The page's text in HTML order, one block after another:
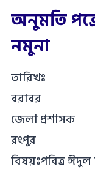
অনুমতি
নমুনা
তারিখঃ
বরাবর
জেলা প্রশাসক
রংপুর
বিষয়ঃপবিত্র